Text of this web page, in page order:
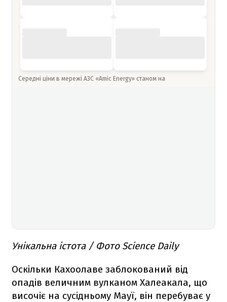
Середні ціни в мережі АЗС «Amic Energy» станом на
Унікальна істота / Фото Science Daily
Оскільки Кахоолаве заблокований від
опадів величним вулканом Халеакала, що
височіє на сусідньому Мауї, він перебуває у